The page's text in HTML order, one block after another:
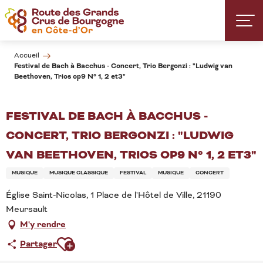
Aller
au
contenu
Accueil
Festival de Bach à Bacchus - Concert, Trio Bergonzi : "Ludwig van
Beethoven, Trios op9 N° 1, 2 et3"
FESTIVAL DE BACH À BACCHUS -
CONCERT, TRIO BERGONZI : "LUDWIG
VAN BEETHOVEN, TRIOS OP9 N° 1, 2 ET3"
MUSIQUE MUSIQUE CLASSIQUE FESTIVAL MUSIQUE CONCERT
Église Saint-Nicolas, 1 Place de l'Hôtel de Ville, 21190
Meursault
M'y rendre
PartagerAjouter aux favoris